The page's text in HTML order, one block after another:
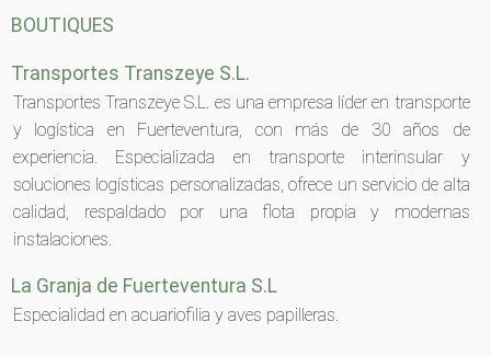
BOUTIQUES
Transportes Transzeye S.L.
Transportes Transzeye S.L. es una empresa líder en transporte
y logística en Fuerteventura, con más de 30 años de
experiencia. Especializada en transporte interinsular y
soluciones logísticas personalizadas, ofrece un servicio de alta
calidad, respaldado por una flota propia y modernas
instalaciones.
La Granja de Fuerteventura S.L
Especialidad en acuariofilia y aves papilleras.